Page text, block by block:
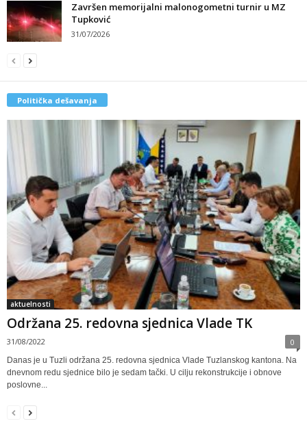
Završen memorijalni malonogometni turnir u MZ
Tupković
31/07/2026
Politička dešavanja
aktuelnosti
Održana 25. redovna sjednica Vlade TK
31/08/2022 0
Danas je u Tuzli održana 25. redovna sjednica Vlade Tuzlanskog kantona. Na
dnevnom redu sjednice bilo je sedam tački. U cilju rekonstrukcije i obnove
poslovne...